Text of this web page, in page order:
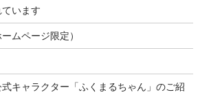
います
ムページ限定）
キャラクター「ふくまるちゃん」のご紹